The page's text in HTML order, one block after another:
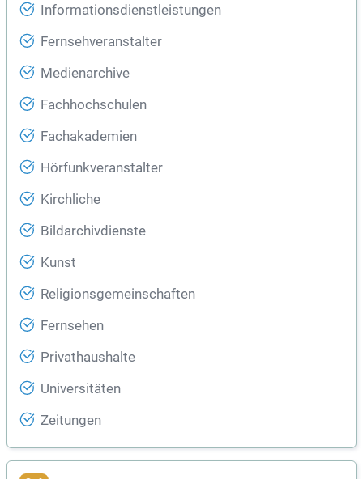
Informationsdienstleistungen
Fernsehveranstalter
Medienarchive
Fachhochschulen
Fachakademien
Hörfunkveranstalter
Kirchliche
Bildarchivdienste
Kunst
Religionsgemeinschaften
Fernsehen
Privathaushalte
Universitäten
Zeitungen